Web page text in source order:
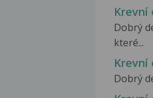
Krevní
Dobrý
které...
Krevní
Dobrý